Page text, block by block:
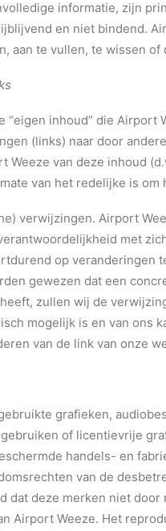
informatie, zijn
en niet bindend.
aan te vullen, te wissen
inhoud” die
(links) naar door
van deze inhoud
van het redelijke is
verwijzingen. Airport
met
op
gewezen dat een
zullen wij de
mogelijk is en van
van de link van onze
grafieken,
of licentievrije
handels- en
van de
dat deze merken niet
Airport Weeze. Het